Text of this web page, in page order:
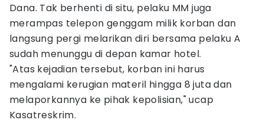
Dana. Tak berhenti di situ, pelaku MM juga
merampas telepon genggam milik korban dan
langsung pergi melarikan diri bersama pelaku A
sudah menunggu di depan kamar hotel.
"Atas kejadian tersebut, korban ini harus
mengalami kerugian materil hingga 8 juta dan
melaporkannya ke pihak kepolisian," ucap
Kasatreskrim.